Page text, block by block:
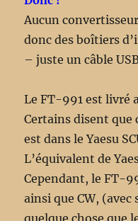
Aucun
donc des boîtiers
– juste un câble
Le FT-991 est livré
Certains disent que
est dans le Yaesu
L’équivalent de
Cependant, le FT-
ainsi que CW,